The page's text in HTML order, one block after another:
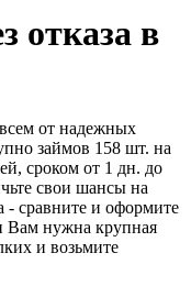
отказа в
от надежных
займов 158 шт. на
сроком от 1 дн. до
свои шансы на
- сравните и оформите
Вам нужна крупная
и возьмите